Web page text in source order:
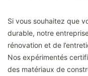
Si vous souhaitez que
durable, notre
rénovation et de
Nos expérimentés
des matériaux de